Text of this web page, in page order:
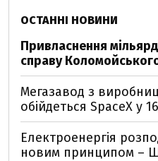
ОСТАННІ НОВИНИ
Привласнення
справу
Мегазавод з
обійдеться SpaceX у
Електроенергія
новим принципом –